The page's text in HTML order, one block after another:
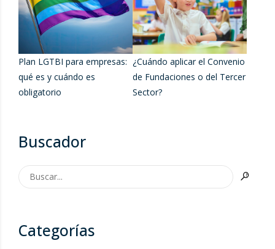
Plan LGTBI para empresas:
qué es y cuándo es
obligatorio
¿Cuándo aplicar el Convenio
de Fundaciones o del Tercer
Sector?
Buscador
Categorías